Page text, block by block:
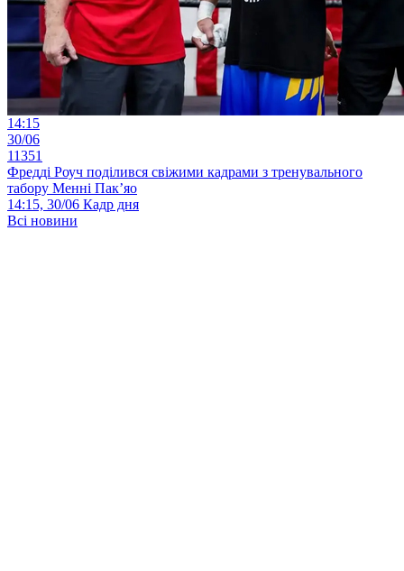
14:15
30/06
11351
Фредді Роуч поділився свіжими кадрами з тренувального
табору Менні Пак’яо
14:15, 30/06 Кадр дня
Всі новини